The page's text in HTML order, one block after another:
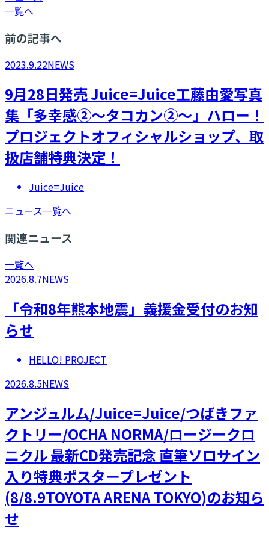
一覧へ
前の記事へ
2023.9.22NEWS
9月28日発売 Juice=Juice工藤由愛写真
集「多幸感②〜タコカン②〜」ハロー！
プロジェクトオフィシャルショップ、取
扱店舗特典決定！
Juice=Juice
ニュース一覧へ
関連ニュース
一覧へ
2026.8.7NEWS
「令和8年熊本地震」義援金受付のお知
らせ
HELLO! PROJECT
2026.8.5NEWS
アンジュルム/Juice=Juice/つばきファ
クトリー/OCHA NORMA/ロージークロ
ニクル 最新CD発売記念 直筆ソロサイン
入り特典ポスタープレゼント
(8/8.9TOYOTA ARENA TOKYO)のお知ら
せ